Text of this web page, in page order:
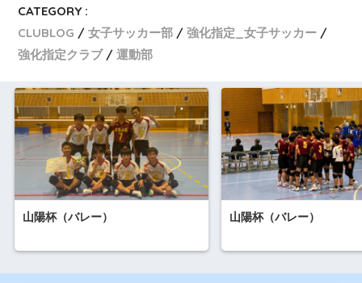
CATEGORY :
CLUBLOG
女子サッカー部
強化指定_女子サッカー
強化指定クラブ
運動部
山陽杯（バレー） 山陽杯（バレー）